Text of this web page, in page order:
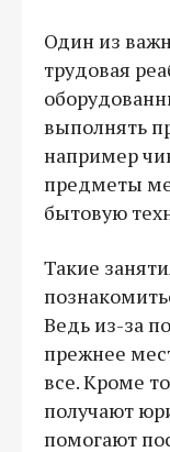
Один из
трудовая
выполнять
например
предметы
бытовую
Такие
Ведь из-за
прежнее
все. Кроме
получают
помогают